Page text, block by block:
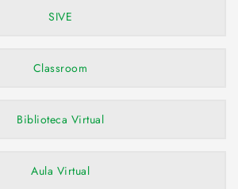
SIVE
Classroom
Biblioteca Virtual
Aula Virtual